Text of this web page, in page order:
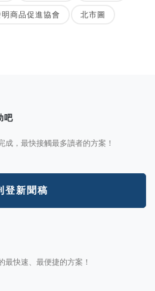
商品促進協會 北市圖
吧
，最快接觸最多讀者的方案！
登新聞稿
快速、最便捷的方案！